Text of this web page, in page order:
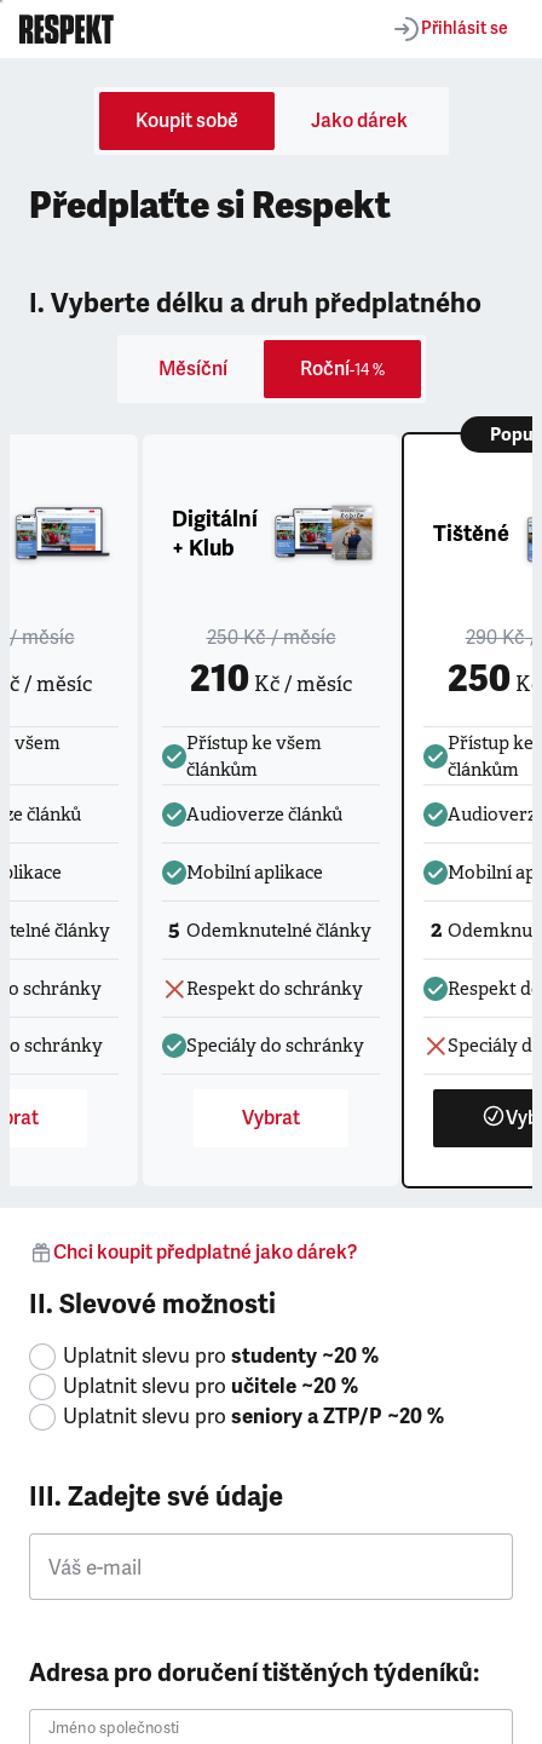
Přihlásit se
Koupit sobě Jako dárek
Předplaťte si Respekt
I. Vyberte délku a druh předplatného
Měsíční Roční-14 %
/ měsíc
/ měsíc
všem
článků
články
schránky
schránky
Digitální
+ Klub
250 Kč/ měsíc
210 Kč / měsíc
Přístup ke všem
článkům
Audioverze článků
Mobilní aplikace
5 Odemknutelné články
Respekt do schránky
Speciály do schránky
Vybrat
Tištěné
290 Kč/
250Kč
Přístup ke
článkům
Mobilní
2
Respekt
Speciály
Chci koupit předplatné jako dárek?
II. Slevové možnosti
Uplatnit slevu pro studenty ~20 %
Uplatnit slevu pro učitele ~20 %
Uplatnit slevu pro seniory a ZTP/P ~20 %
III. Zadejte své údaje
Váš e-mail
Adresa pro doručení tištěných týdeníků:
Jméno společnosti